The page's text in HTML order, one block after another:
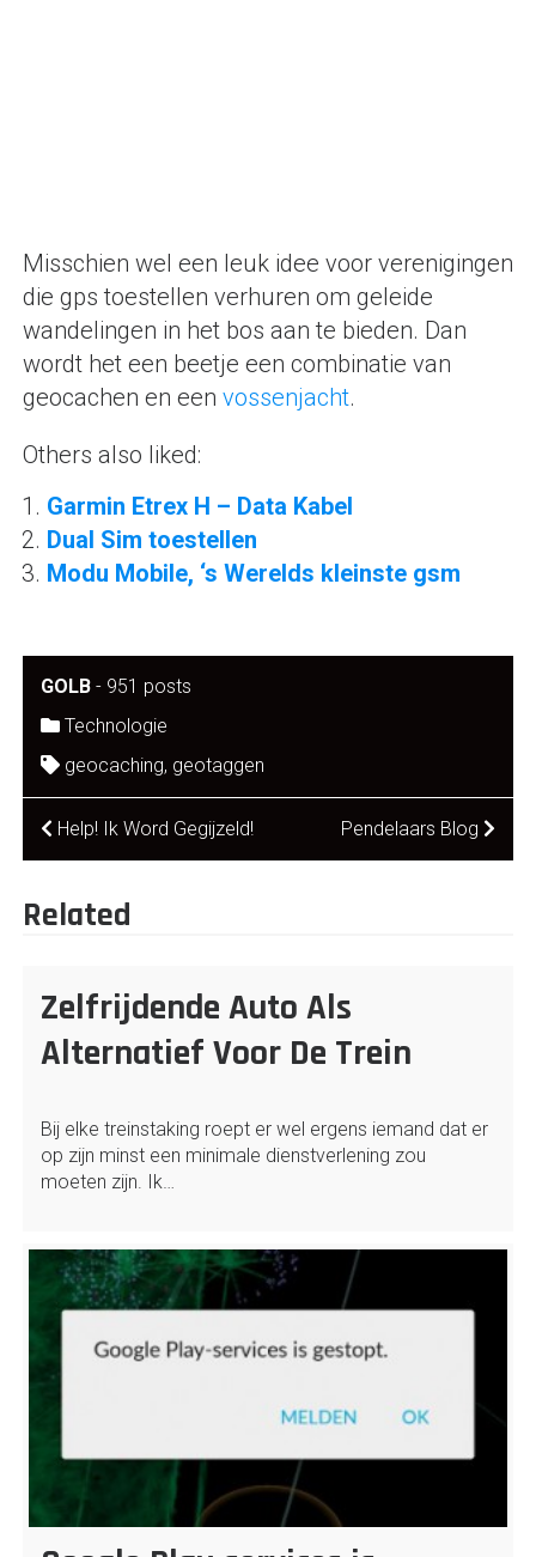
Misschien wel een leuk idee voor verenigingen
die gps toestellen verhuren om geleide
wandelingen in het bos aan te bieden. Dan
wordt het een beetje een combinatie van
geocachen en een vossenjacht.
Others also liked:
Garmin Etrex H – Data Kabel
Dual Sim toestellen
Modu Mobile, ‘s Werelds kleinste gsm
GOLB- 951 posts
Technologie
geocaching, geotaggen
Post
Help! Ik Word Gegijzeld! Pendelaars Blog
Related
Zelfrijdende Auto Als
Alternatief Voor De Trein
Bij elke treinstaking roept er wel ergens iemand dat er
op zijn minst een minimale dienstverlening zou
moeten zijn. Ik…